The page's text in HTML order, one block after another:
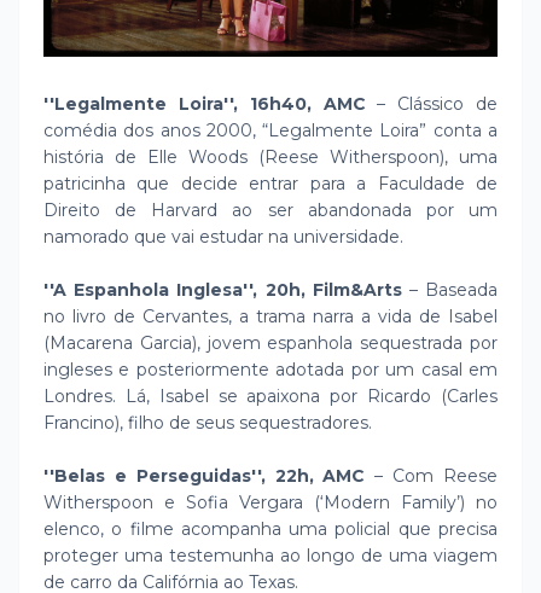
''Legalmente Loira'', 16h40, AMC – Clássico de
comédia dos anos 2000, “Legalmente Loira” conta a
história de Elle Woods (Reese Witherspoon), uma
patricinha que decide entrar para a Faculdade de
Direito de Harvard ao ser abandonada por um
namorado que vai estudar na universidade.
''A Espanhola Inglesa'', 20h, Film&Arts – Baseada
no livro de Cervantes, a trama narra a vida de Isabel
(Macarena Garcia), jovem espanhola sequestrada por
ingleses e posteriormente adotada por um casal em
Londres. Lá, Isabel se apaixona por Ricardo (Carles
Francino), filho de seus sequestradores.
''Belas e Perseguidas'', 22h, AMC– Com Reese
Witherspoon e Sofia Vergara (‘Modern Family’) no
elenco, o filme acompanha uma policial que precisa
proteger uma testemunha ao longo de uma viagem
de carro da Califórnia ao Texas.